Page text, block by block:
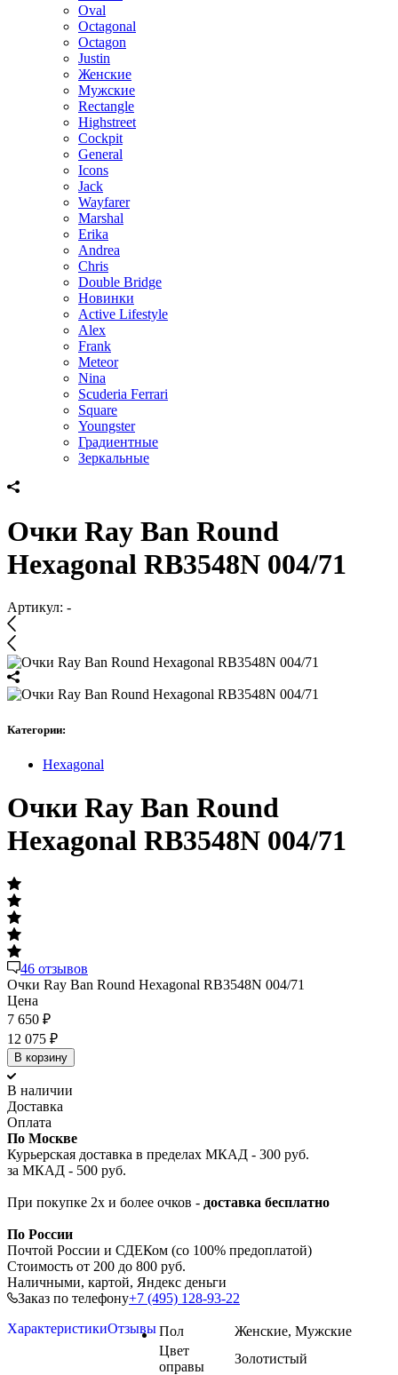
Oval
Octagonal
Octagon
Justin
Женские
Мужские
Rectangle
Highstreet
Cockpit
General
Icons
Jack
Wayfarer
Marshal
Erika
Andrea
Chris
Double Bridge
Новинки
Active Lifestyle
Alex
Frank
Meteor
Nina
Scuderia Ferrari
Square
Youngster
Градиентные
Зеркальные
Очки Ray Ban Round
Hexagonal RB3548N 004/71
Артикул: -
Категории:
Hexagonal
Очки Ray Ban Round
Hexagonal RB3548N 004/71
46 отзывов
Очки Ray Ban Round Hexagonal RB3548N 004/71
Цена
7 650 ₽
12 075 ₽
В корзину
В наличии
Доставка
Оплата
По Москве
Курьерская доставка в пределах МКАД - 300 руб.
за МКАД - 500 руб.
При покупке 2х и более очков - доставка бесплатно
По России
Почтой России и СДЕКом (со 100% предоплатой)
Стоимость от 200 до 800 руб.
Наличными, картой, Яндекс деньги
Заказ по телефону+7 (495) 128-93-22
ХарактеристикиОтзывыПол
Женские, Мужские
Цвет
оправы
Золотистый